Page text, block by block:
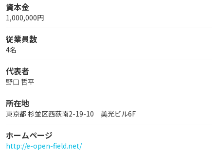
資本金
1,000,000円
従業員数
4名
代表者
野口 哲平
所在地
東京都 杉並区西荻南2-19-10 美光ビル6F
ホームページ
http://e-open-field.net/